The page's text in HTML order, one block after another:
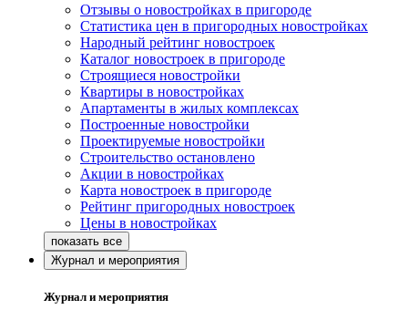
Отзывы о новостройках в пригороде
Статистика цен в пригородных новостройках
Народный рейтинг новостроек
Каталог новостроек в пригороде
Строящиеся новостройки
Квартиры в новостройках
Апартаменты в жилых комплексах
Построенные новостройки
Проектируемые новостройки
Строительство остановлено
Акции в новостройках
Карта новостроек в пригороде
Рейтинг пригородных новостроек
Цены в новостройках
Журнал и мероприятия
Журнал и мероприятия